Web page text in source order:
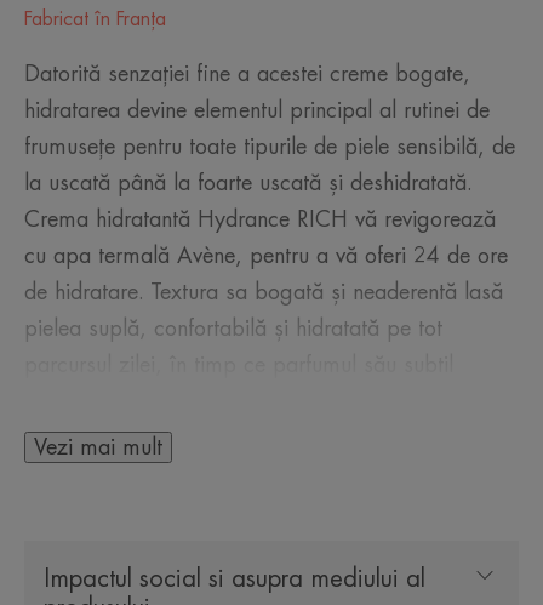
Fabricat în Franţa
Datorită senzației fine a acestei creme bogate,
hidratarea devine elementul principal al rutinei de
frumusețe pentru toate tipurile de piele sensibilă, de
la uscată până la foarte uscată și deshidratată.
Crema hidratantă Hydrance RICH vă revigorează
cu apa termală Avène, pentru a vă oferi 24 de ore
de hidratare. Textura sa bogată și neaderentă lasă
pielea suplă, confortabilă și hidratată pe tot
protecție SPF 30 împotriva razelor UV sau în
CÂTEVA CUVINTE DE LA EXPERTUL
Vezi mai mult
Impactul social si asupra mediului al